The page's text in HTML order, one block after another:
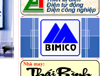
Netbook sạc bằng
năng lượng mặt trời
giá 8 triệu đồng